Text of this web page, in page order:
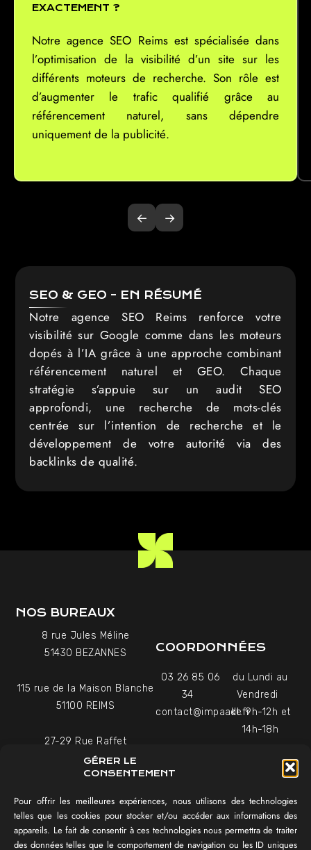
GÉRER LE
CONSENTEMENT
Pour offrir les meilleures expériences, nous utilisons des technologies
telles que les cookies pour stocker et/ou accéder aux informations des
appareils. Le fait de consentir à ces technologies nous permettra de traiter
des données telles que le comportement de navigation ou les ID uniques
EXACTEMENT ?
Notre agence SEO Reims est spécialisée dans
l’optimisation de la visibilité d’un site sur les
différents moteurs de recherche. Son rôle est
d’augmenter le trafic qualifié grâce au
référencement naturel, sans dépendre
uniquement de la publicité.
← →
SEO & GEO - EN RÉSUMÉ
Notre agence SEO Reims renforce votre
visibilité sur Google comme dans les moteurs
dopés à l’IA grâce à une approche combinant
référencement naturel et GEO. Chaque
stratégie s’appuie sur un audit SEO
approfondi, une recherche de mots-clés
centrée sur l’intention de recherche et le
développement de votre autorité via des
backlinks de qualité.
NOS BUREAUX
8 rue Jules Méline
51430 BEZANNES
115 rue de la Maison Blanche
51100 REIMS
27-29 Rue Raffet
75016 PARIS
COORDONNÉES
03 26 85 06
34
contact@impaakt.fr
du Lundi au
Vendredi
de 9h-12h et
14h-18h
vous
NAVIGATION
Témoignages vidéo
Équipe